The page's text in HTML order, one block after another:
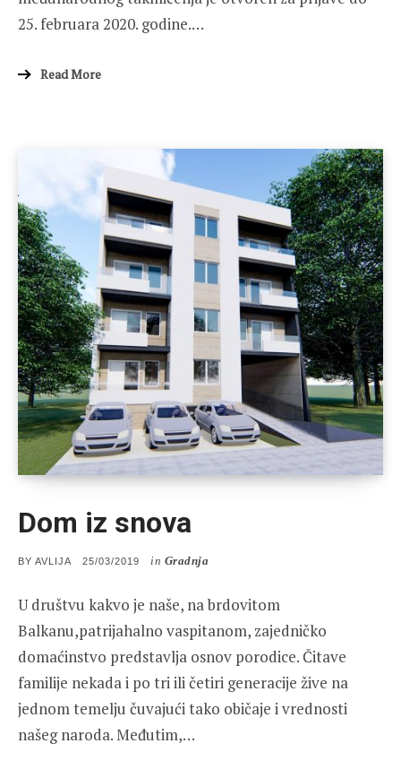
25. februara 2020. godine.…
Read More
Dom iz snova
BY AVLIJA
POSTED
25/03/2019 in Gradnja
U društvu kakvo je naše, na brdovitom
Balkanu,patrijahalno vaspitanom, zajedničko
domaćinstvo predstavlja osnov porodice. Čitave
familije nekada i po tri ili četiri generacije žive na
jednom temelju čuvajući tako običaje i vrednosti
našeg naroda. Međutim,…